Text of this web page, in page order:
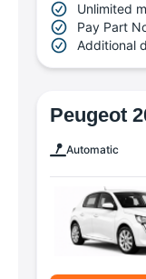
Unlimited
Pay Part
Additional
Peugeot
Automatic